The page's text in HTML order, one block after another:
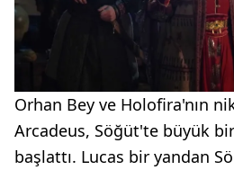
Orhan Bey ve Holofira'nın
Arcadeus, Söğüt'te büyük
başlattı. Lucas bir yandan